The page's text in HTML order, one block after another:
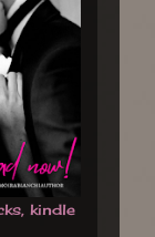
kindle